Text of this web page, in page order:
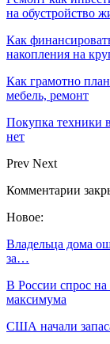
на обустройство
Как
накопления на
Как грамотно
мебель, ремонт
Покупка техники
нет
Prev Next
Комментарии
Новое:
Владельца дома
за…
В России спрос на
максимума
США начали